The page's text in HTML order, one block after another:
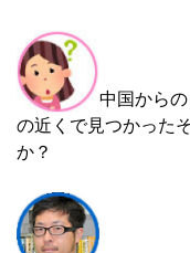
中国から
の近くで見つかった
か？